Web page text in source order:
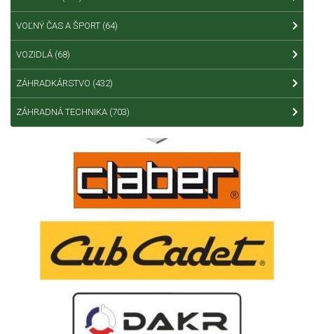
VOĽNÝ ČAS A ŠPORT (64)
VOZIDLÁ (68)
ZÁHRADKÁRSTVO (432)
ZÁHRADNÁ TECHNIKA (703)